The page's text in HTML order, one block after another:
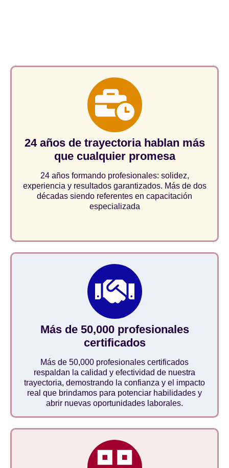
24 años de trayectoria hablan más
que cualquier promesa
24 años formando profesionales: solidez,
experiencia y resultados garantizados. Más de dos
décadas siendo referentes en capacitación
especializada
Más de 50,000 profesionales
certificados
Más de 50,000 profesionales certificados
respaldan la calidad y efectividad de nuestra
trayectoria, demostrando la confianza y el impacto
real que brindamos para potenciar habilidades y
abrir nuevas oportunidades laborales.